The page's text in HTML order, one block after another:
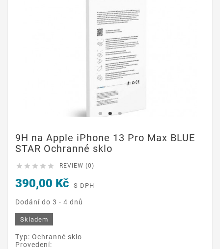
9H na Apple iPhone 13 Pro Max BLUE
STAR Ochranné sklo
     REVIEW (0)
390,00 Kč S DPH
Dodání do 3 - 4 dnů
Skladem
Typ: Ochranné sklo
Provedení: